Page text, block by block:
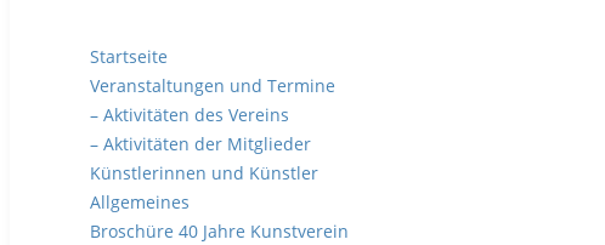
Sabine Jesch - Schlehen
Startseite
Veranstaltungen und Termine
– Aktivitäten des Vereins
– Aktivitäten der Mitglieder
Künstlerinnen und Künstler
Allgemeines
Broschüre 40 Jahre Kunstverein